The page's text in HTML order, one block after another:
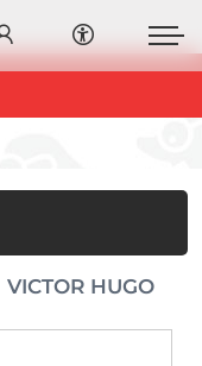
VICTOR HUGO